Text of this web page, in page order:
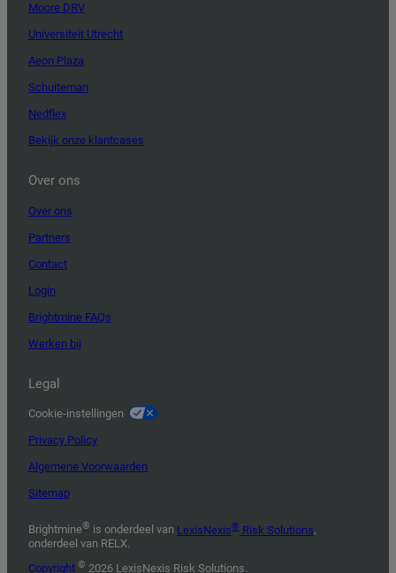
Moore DRV
Universiteit Utrecht
Aeon Plaza
Schuiteman
Nedflex
Bekijk onze klantcases
Over ons
Over ons
Partners
Contact
Login
Brightmine FAQs
Werken bij
Legal
Cookie-instellingen
Privacy Policy
Algemene Voorwaarden
Sitemap
Brightmine® is onderdeel van LexisNexis® Risk Solutions,
onderdeel van RELX.
Copyright © 2026 LexisNexis Risk Solutions.